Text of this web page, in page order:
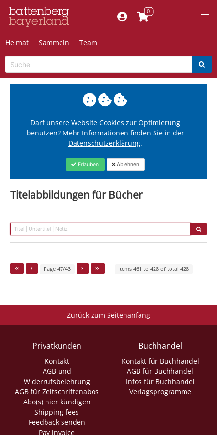
Heimat Sammeln Team
Darf unsere Website Cookies zur Optimierung
benutzen? Mehr Informationen finden Sie in der
Datenschutzerklärung.
Erlauben Ablehnen
Titelabbildungen für Bücher
Page 47/43 Items 461 to 428 of total 428
Zurück zum Seitenanfang
Privatkunden
Kontakt
AGB und
Widerrufsbelehrung
AGB für Zeitschriftenabos
Abo(s) hier kündigen
Shipping fees
Feedback senden
Pay invoice
Buchhandel
Kontakt für Buchhandel
AGB für Buchhandel
Infos für Buchhandel
Verlagsprogramme